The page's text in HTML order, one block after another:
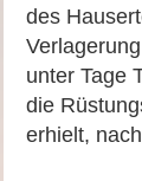
des
unter Tage
die
erhielt,